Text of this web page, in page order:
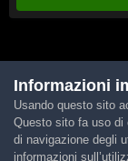
Lingua
Informazioni
Usando questo sito
Questo sito fa uso di
di navigazione degli
informazioni